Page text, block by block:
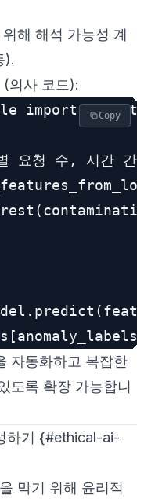
해 해석 가능성 계
).
의사 코드):
import
요청 수, 시간 간격
Copy
자동화하고 복잡한
도록 확장 가능합니
하기 {#ethical-ai-
막기 위해 윤리적